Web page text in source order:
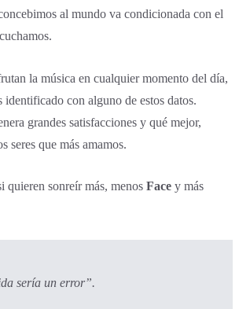
al mundo va condicionada con el
la música en cualquier momento del día,
identificado con alguno de estos datos.
grandes satisfacciones y qué mejor,
seres que más amamos.
quieren sonreír más, menos Face y más
sería un error”.